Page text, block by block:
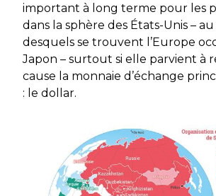
important à long terme pour les
dans la sphère des États-Unis –
desquels se trouvent l’Europe
Japon – surtout si elle parvient à
cause la monnaie d’échange
: le dollar.